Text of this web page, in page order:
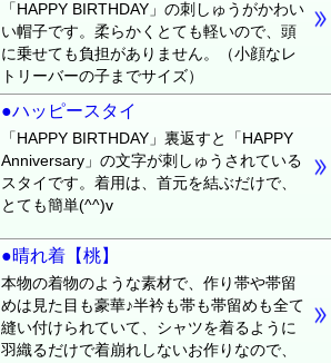
「HAPPY BIRTHDAY」の刺しゅうがかわい
い帽子です。柔らかくとても軽いので、頭
に乗せても負担がありません。（小顔なレ
トリーバーの子までサイズ）
●ハッピースタイ
「HAPPY BIRTHDAY」裏返すと「HAPPY
Anniversary」の文字が刺しゅうされている
スタイです。着用は、首元を結ぶだけで、
とても簡単(^^)v
●晴れ着【桃】
本物の着物のような素材で、作り帯や帯留
めは見た目も豪華♪半衿も帯も帯留めも全て
縫い付けられていて、シャツを着るように
羽織るだけで着崩れしないお作りなので、